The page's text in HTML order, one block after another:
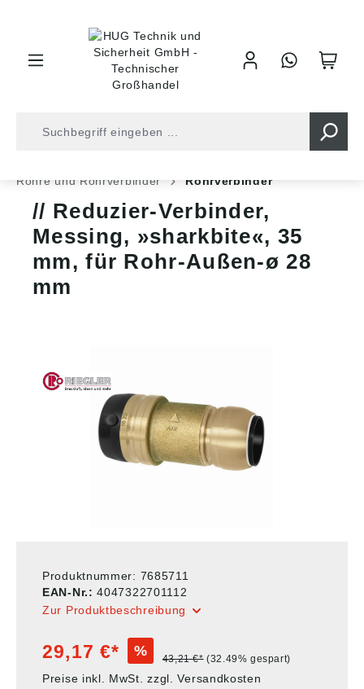
Rohre und Rohrverbinder
Rohrverbinder
Reduzier-Verbinder,
Messing, »sharkbite«, 35
mm, für Rohr-Außen-ø 28
mm
Produktnummer: 7685711
EAN-Nr.:4047322701112
Zur Produktbeschreibung
29,17 €* % 43,21 €* (32.49% gespart)
Preise inkl. MwSt. zzgl. Versandkosten